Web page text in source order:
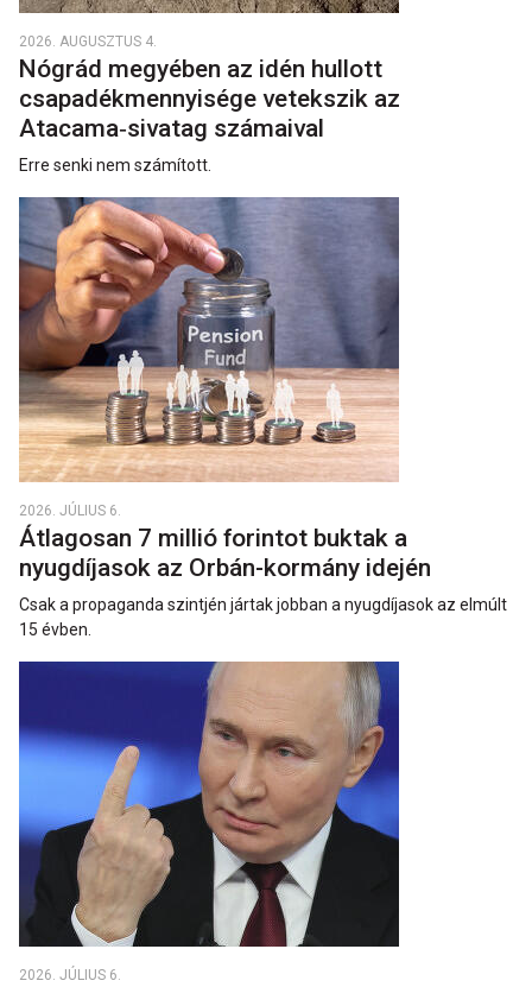
2026. AUGUSZTUS 4.
Nógrád megyében az idén hullott
csapadékmennyisége vetekszik az
Atacama‑sivatag számaival
Erre senki nem számított.
2026. JÚLIUS 6.
Átlagosan 7 millió forintot buktak a
nyugdíjasok az Orbán-kormány idején
Csak a propaganda szintjén jártak jobban a nyugdíjasok az elmúlt
15 évben.
2026. JÚLIUS 6.